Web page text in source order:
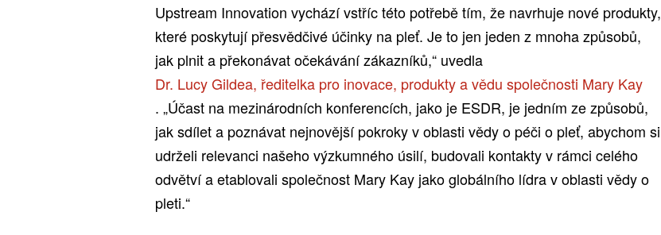
Upstream Innovation vychází vstříc této potřebě tím, že navrhuje nové produkty,
které poskytují přesvědčivé účinky na pleť. Je to jen jeden z mnoha způsobů,
jak plnit a překonávat očekávání zákazníků,“ uvedla
Dr. Lucy Gildea, ředitelka pro inovace, produkty a vědu společnosti Mary Kay
. „Účast na mezinárodních konferencích, jako je ESDR, je jedním ze způsobů,
jak sdílet a poznávat nejnovější pokroky v oblasti vědy o péči o pleť, abychom si
udrželi relevanci našeho výzkumného úsilí, budovali kontakty v rámci celého
odvětví a etablovali společnost Mary Kay jako globálního lídra v oblasti vědy o
pleti.“